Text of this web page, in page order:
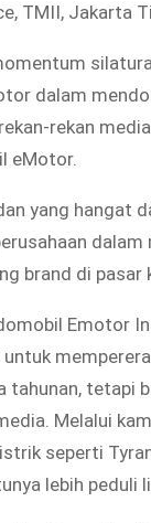
TMII, Jakarta
dalam
rekan
eMotor.
yang hangat
brand di pasar
Emotor
tahunan, tetapi
Melalui
seperti
lebih peduli